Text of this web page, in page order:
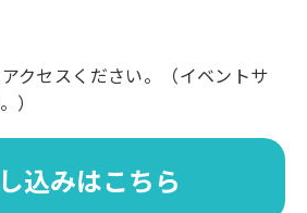
クセスください。（イベントサ
）
込みはこちら